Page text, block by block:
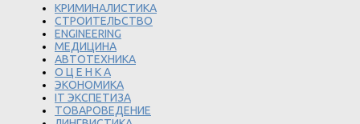
КРИМИНАЛИСТИКА
СТРОИТЕЛЬСТВО
ENGINEERING
МЕДИЦИНА
АВТОТЕХНИКА
О Ц Е Н К А
ЭКОНОМИКА
IT ЭКСПЕТИЗА
ТОВАРОВЕДЕНИЕ